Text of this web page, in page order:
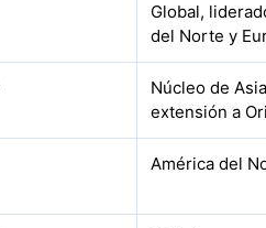
Global,
del Norte y
Núcleo de
extensión a
América del